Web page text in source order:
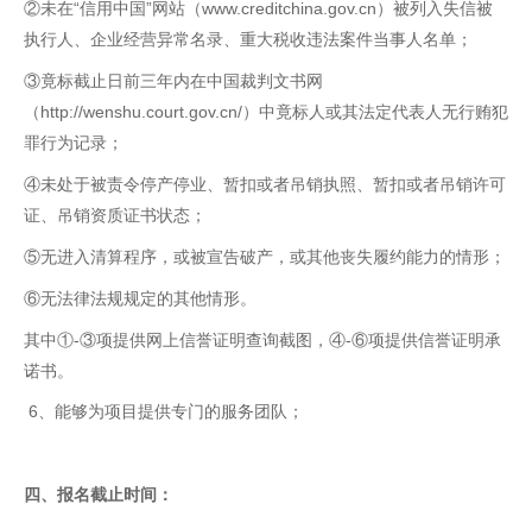
②未在“信用中国”网站（www.creditchina.gov.cn）被列入失信被
执行人、企业经营异常名录、重大税收违法案件当事人名单；
③竟标截止日前三年内在中国裁判文书网
（http://wenshu.court.gov.cn/）中竟标人或其法定代表人无行贿犯
罪行为记录；
④未处于被责令停产停业、暂扣或者吊销执照、暂扣或者吊销许可
证、吊销资质证书状态；
⑤无进入清算程序，或被宣告破产，或其他丧失履约能力的情形；
⑥无法律法规规定的其他情形。
其中①-③项提供网上信誉证明查询截图，④-⑥项提供信誉证明承
诺书。
6、能够为项目提供专门的服务团队；
四、 报名截止时间 ：